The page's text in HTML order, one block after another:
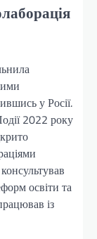
у Росії.
2022 року
освіти та
із